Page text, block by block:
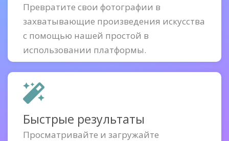
Превратите свои фотографии в
захватывающие произведения искусства
с помощью нашей простой в
использовании платформы.
Быстрые результаты
Просматривайте и загружайте